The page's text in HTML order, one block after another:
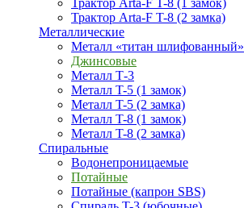
Трактор Arta-F T-8 (1 замок)
Трактор Arta-F T-8 (2 замка)
Металлические
Металл «титан шлифованный»
Джинсовые
Металл Т-3
Металл T-5 (1 замок)
Металл T-5 (2 замка)
Металл T-8 (1 замок)
Металл T-8 (2 замка)
Спиральные
Водонепроницаемые
Потайные
Потайные (капрон SBS)